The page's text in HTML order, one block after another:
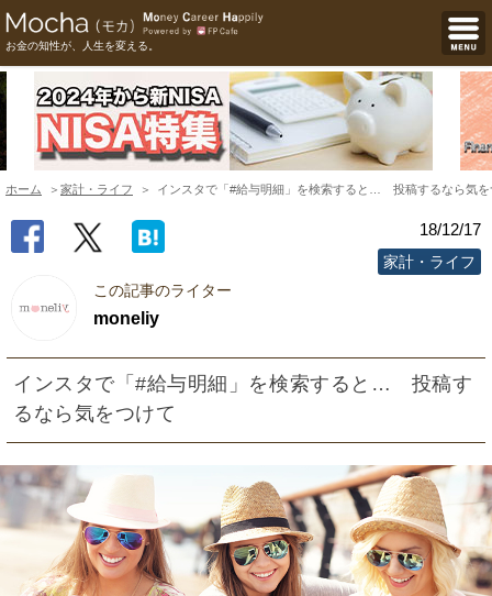
お金の知性が、人生を変える。
ホーム 家計・ライフ インスタで「#給与明細」を検索すると… 投稿するなら気を
18/12/17
家計・ライフ
この記事のライター
moneliy
インスタで「#給与明細」を検索すると… 投稿す
るなら気をつけて